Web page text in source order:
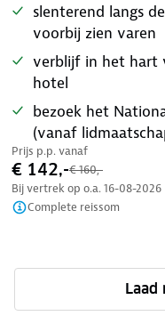
slenterend langs
voorbij zien varen
verblijf in het hart
hotel
bezoek het
(vanaf
Prijs p.p. vanaf
€ 142,-€ 160,-
Bij vertrek op o.a. 16-08-2026
Complete reissom
Laad